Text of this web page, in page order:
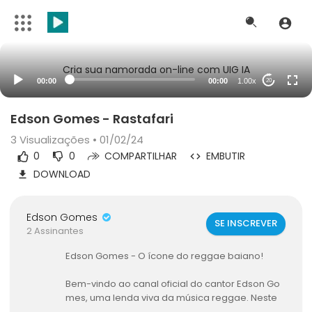
Cria sua namorada on-line com UIG IA
00:00 00:00 1.00x 20
Edson Gomes - Rastafari
3 Visualizações • 01/02/24
0 0 COMPARTILHAR
EMBUTIR
DOWNLOAD
Edson Gomes
2 Assinantes
SE INSCREVER
Edson Gomes - O ícone do reggae baiano!
Bem-vindo ao canal oficial do cantor Edson Go
mes, uma lenda viva da música reggae. Neste